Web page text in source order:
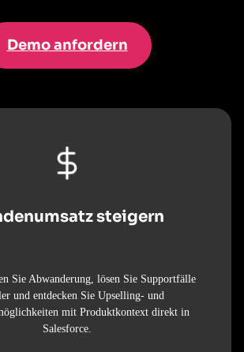
Demo anfordern
steigern
Sie Abwanderung, lösen Sie Supportfälle
und entdecken Sie Upselling- und
mit Produktkontext direkt in
Salesforce.